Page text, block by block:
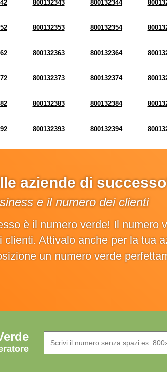
800132343 800132344
800132353 800132354
800132363 800132364
800132373 800132374
800132383 800132384
800132393 800132394
aziende di
e il numero dei clienti
è il numero verde! Il
Attivalo anche per la tua
un numero verde